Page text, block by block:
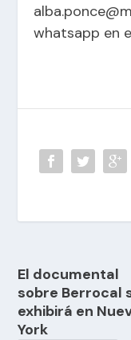
whatsapp en
El documental
sobre Berrocal
exhibirá en
York